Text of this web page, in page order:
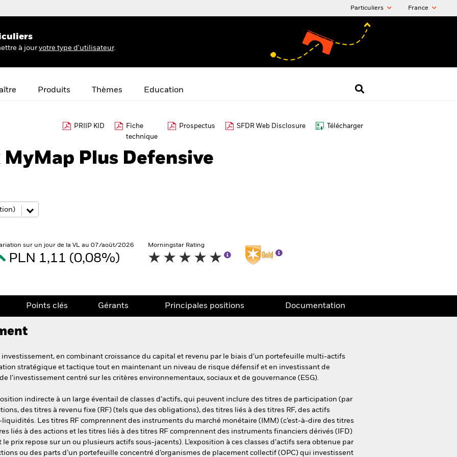
Particuliers France
à jour votre type d'utilisateur.
Produits Thèmes Education
PRIIP KID
Fiche
technique
Prospectus SFDR Web Disclosure Télécharger
MyMap Plus Defensive
sur un jour de la VL au 07/août/2026
PLN 1,11 (0,08%)
Morningstar Rating
Points clés Gérants Principales positions Documentation
en combinant croissance du capital et revenu par le biais d’un portefeuille multi-actifs
stratégique et tactique tout en maintenant un niveau de risque défensif et en investissant de
l’investissement centré sur les critères environnementaux, sociaux et de gouvernance (ESG).
indirecte à un large éventail de classes d’actifs, qui peuvent inclure des titres de participation (par
des titres à revenu fixe (RF) (tels que des obligations), des titres liés à des titres RF, des actifs
Les titres RF comprennent des instruments du marché monétaire (IMM) (c’est-à-dire des titres
liés à des actions et les titres liés à des titres RF comprennent des instruments financiers dérivés (IFD)
prix repose sur un ou plusieurs actifs sous-jacents). L’exposition à ces classes d’actifs sera obtenue par
ou des parts d’un portefeuille concentré d’organismes de placement collectif (OPC) qui investissent